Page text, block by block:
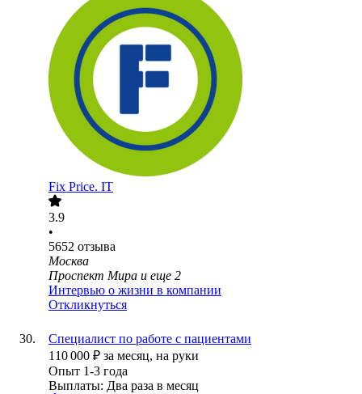
Fix Price. IT
3.9
•
5652 отзыва
Москва
Проспект Мира и еще 2
Интервью о жизни в компании
Откликнуться
Специалист по работе с пациентами
110 000 ₽ за месяц, на руки
Опыт 1-3 года
Выплаты: Два раза в месяц